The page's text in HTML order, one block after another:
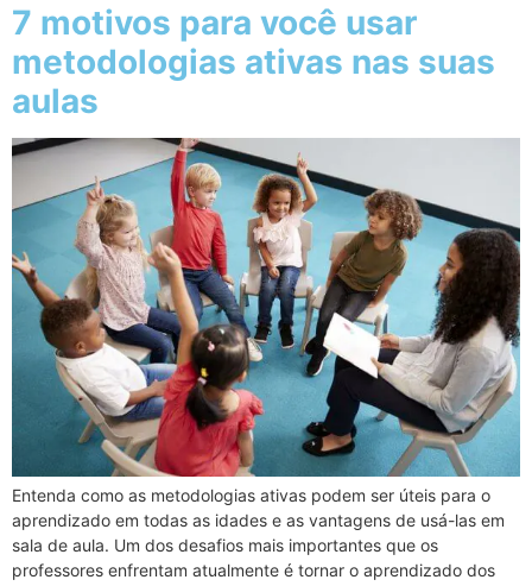
7 motivos para você usar
metodologias ativas nas suas
aulas
Entenda como as metodologias ativas podem ser úteis para o
aprendizado em todas as idades e as vantagens de usá-las em
sala de aula. Um dos desafios mais importantes que os
professores enfrentam atualmente é tornar o aprendizado dos